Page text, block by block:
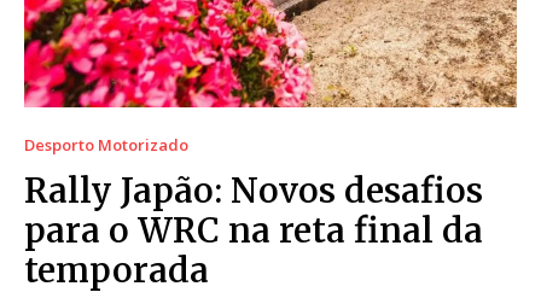
Desporto Motorizado
Rally Japão: Novos desafios
para o WRC na reta final da
temporada